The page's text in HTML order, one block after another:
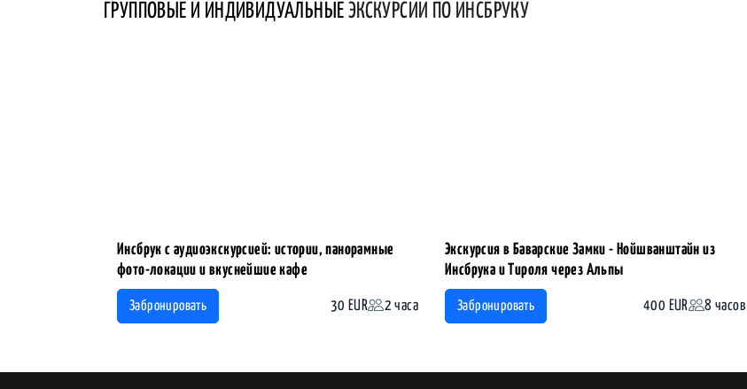
ГРУППОВЫЕ И ИНДИВИДУАЛЬНЫЕ ЭКСКУРСИИ ПО ИНСБРУКУ
Инсбрук с аудиоэкскурсией: истории, панорамные
фото-локации и вкуснейшие кафе
Забронировать 30 EUR 2 часа
Экскурсия в Баварские Замки - Нойшванштайн из
Инсбрука и Тироля через Альпы
Забронировать 400 EUR 8 часов